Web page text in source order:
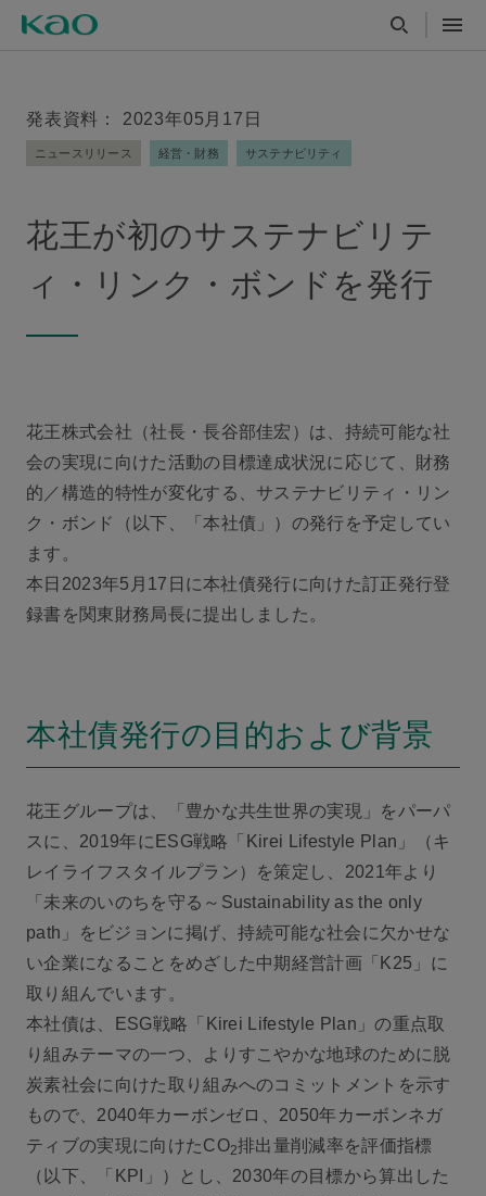
発表資料： 2023年05月17日
ニュースリリース 経営・財務 サステナビリティ
花王が初のサステナビリテ
ィ・リンク・ボンドを発行
花王株式会社（社長・長谷部佳宏）は、持続可能な社
会の実現に向けた活動の目標達成状況に応じて、財務
的／構造的特性が変化する、サステナビリティ・リン
ク・ボンド（以下、「本社債」）の発行を予定してい
ます。
本日2023年5月17日に本社債発行に向けた訂正発行登
録書を関東財務局長に提出しました。
本社債発行の目的および背景
花王グループは、「豊かな共生世界の実現」をパーパ
スに、2019年にESG戦略「Kirei Lifestyle Plan」（キ
レイライフスタイルプラン）を策定し、2021年より
「未来のいのちを守る～Sustainability as the only
path」をビジョンに掲げ、持続可能な社会に欠かせな
い企業になることをめざした中期経営計画「K25」に
取り組んでいます。
本社債は、ESG戦略「Kirei Lifestyle Plan」の重点取
り組みテーマの一つ、よりすこやかな地球のために脱
炭素社会に向けた取り組みへのコミットメントを示す
もので、2040年カーボンゼロ、2050年カーボンネガ
ティブの実現に向けたCO2排出量削減率を評価指標
（以下、「KPI」）とし、2030年の目標から算出した